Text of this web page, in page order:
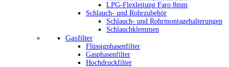
LPG-Flexleitung Faro 8mm
Schlauch- und Rohrzubehör
Schlauch- und Rohrmontagehalterungen
Schlauchklemmen
Gasfilter
Flüssigphasenfilter
Gasphasenfilter
Hochdruckfilter